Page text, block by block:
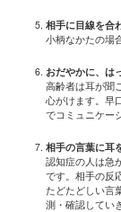
相手に目線を合
小柄なかたの場
おだやかに、は
高齢者は耳が聞
心がけます。早
でコミュニケー
相手の言葉に耳
認知症の人は急
です。相手の反
たどたどしい言
測・確認してい